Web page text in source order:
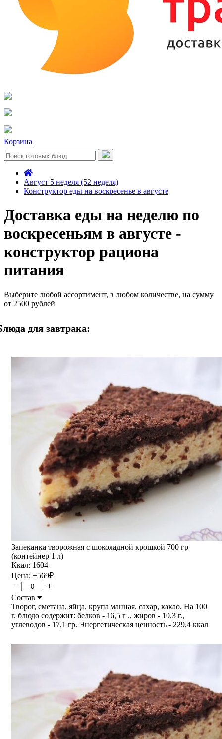
Корзина
Август 5 неделя (52 неделя)
Конструктор еды на воскресенье в августе
Доставка еды на неделю по
воскресеньям в августе -
конструктор рациона
питания
Выберите любой ассортимент, в любом количестве, на сумму
от 2500 рублей
для завтрака:
Запеканка творожная с шоколадной крошкой 700 гр
(контейнер 1 л)
Ккал: 1604
Цена: +569₽
– +
Состав
Творог, сметана, яйца, крупа манная, сахар, какао. На 100
г. блюдо содержит: белков - 16,5 г ., жиров - 10,3 г.,
углеводов - 17,1 гр. Энергетическая ценность - 229,4 ккал